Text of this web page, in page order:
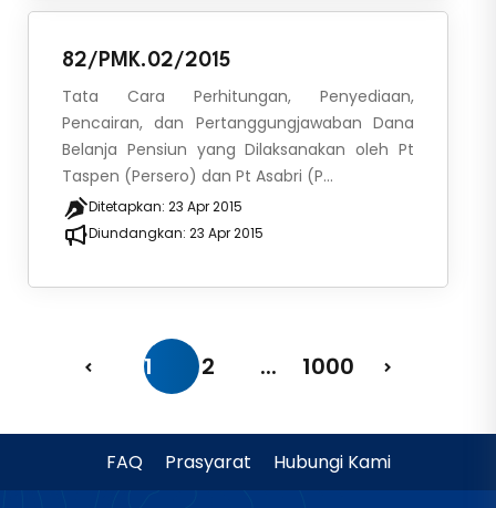
82/PMK.02/2015
Tata Cara Perhitungan, Penyediaan,
Pencairan, dan Pertanggungjawaban Dana
Belanja Pensiun yang Dilaksanakan oleh Pt
Taspen (Persero) dan Pt Asabri (P...
Ditetapkan: 23 Apr 2015
Diundangkan: 23 Apr 2015
1 2 ... 1000
FAQ Prasyarat Hubungi Kami